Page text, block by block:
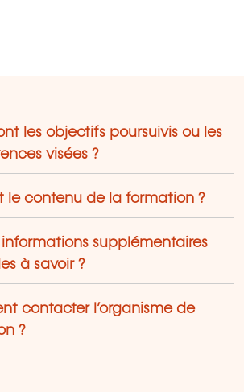
les objectifs poursuivis ou les
visées ?
le contenu de la formation ?
informations supplémentaires
à savoir ?
contacter l’organisme de
?